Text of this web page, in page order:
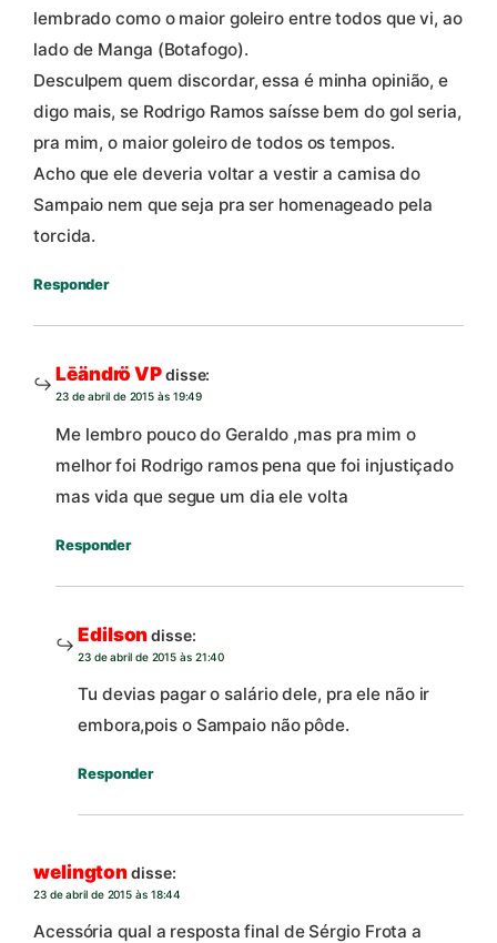
lembrado como o maior goleiro entre todos que vi, ao
lado de Manga (Botafogo).
Desculpem quem discordar, essa é minha opinião, e
digo mais, se Rodrigo Ramos saísse bem do gol seria,
pra mim, o maior goleiro de todos os tempos.
Acho que ele deveria voltar a vestir a camisa do
Sampaio nem que seja pra ser homenageado pela
torcida.
Responder
Lēändrö VPdisse:
23 de abril de 2015 às 19:49
Me lembro pouco do Geraldo ,mas pra mim o
melhor foi Rodrigo ramos pena que foi injustiçado
mas vida que segue um dia ele volta
Responder
Edilsondisse:
23 de abril de 2015 às 21:40
Tu devias pagar o salário dele, pra ele não ir
embora,pois o Sampaio não pôde.
Responder
welingtondisse:
23 de abril de 2015 às 18:44
Acessória qual a resposta final de Sérgio Frota a